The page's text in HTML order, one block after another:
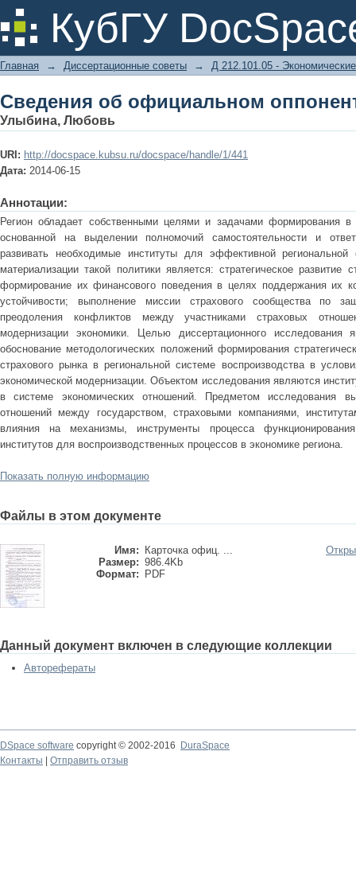
КубГУ
Сведения об официальном
Главная → Диссертационные советы → Д 212.101.05 -
Сведения об официальном
Улыбина, Любовь
URI: http://docspace.kubsu.ru/docspace/handle/1/441
Дата: 2014-06-15
Аннотации:
Регион обладает собственными целями и задачами формирования в
основанной на выделении полномочий самостоятельности и
развивать необходимые институты для эффективной
материализации такой политики является: стратегическое развитие
формирование их финансового поведения в целях поддержания их
устойчивости; выполнение миссии страхового сообщества по
преодоления конфликтов между участниками страховых
модернизации экономики. Целью диссертационного исследования
обоснование методологических положений формирования
страхового рынка в региональной системе воспроизводства в
экономической модернизации. Объектом исследования являются
в системе экономических отношений. Предметом исследования
отношений между государством, страховыми компаниями,
влияния на механизмы, инструменты процесса
институтов для воспроизводственных процессов в экономике региона.
Показать полную информацию
Файлы в этом документе
Имя:
Карточка офиц. ...
Размер: 986.4Kb
Формат:
PDF
Данный документ включен в следующие коллекции
Авторефераты
DSpace software copyright © 2002-2016
DuraSpace
Контакты
Отправить отзыв